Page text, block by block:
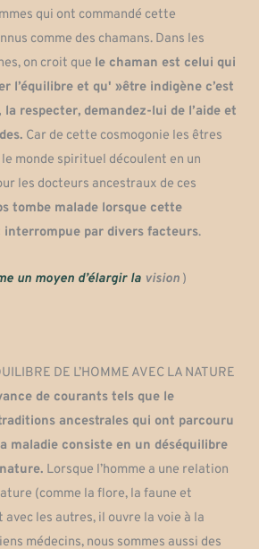
qui ont commandé cette
comme des chamans. Dans les
on croit que le chaman est celui qui
l’équilibre et qu' »être indigène c’est
respecter, demandez-lui de l’aide et
Car de cette cosmogonie les êtres
monde spirituel découlent en un
les docteurs ancestraux de ces
tombe malade lorsque cette
interrompue par divers facteurs.
un moyen d’élargir la vision )
DE L’HOMME AVEC LA NATURE
de courants tels que le
ancestrales qui ont parcouru
maladie consiste en un déséquilibre
Lorsque l’homme a une relation
(comme la flore, la faune et
avec les autres, il ouvre la voie à la
médecins, nous sommes aussi des